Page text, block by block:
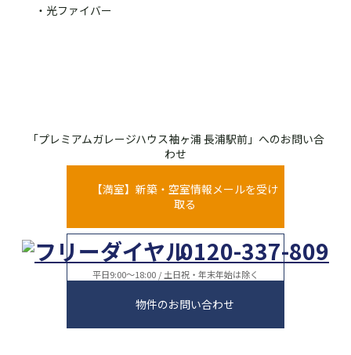
・光ファイバー
「プレミアムガレージハウス袖ヶ浦 長浦駅前」へのお問い合
わせ
【満室】新築・空室情報メールを受け
取る
0120-337-809
平日9:00～18:00 / 土日祝・年末年始は除く
物件のお問い合わせ